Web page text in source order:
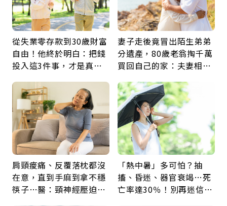
從失業零存款到30歲財富
自由！他終於明白：把錢
投入這3件事，才是真正
妻子走後竟冒出陌生弟弟
分遺產，80歲老翁掏千萬
買回自己的家：夫妻相守
肩頸痠痛、反覆落枕都沒
在意，直到手麻到拿不穩
筷子…醫：頸神經壓迫上
「熱中暑」多可怕？抽
搐、昏迷、器官衰竭…死
亡率達30％！別再迷信